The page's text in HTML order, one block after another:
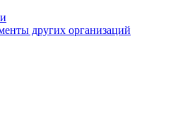
других организаций